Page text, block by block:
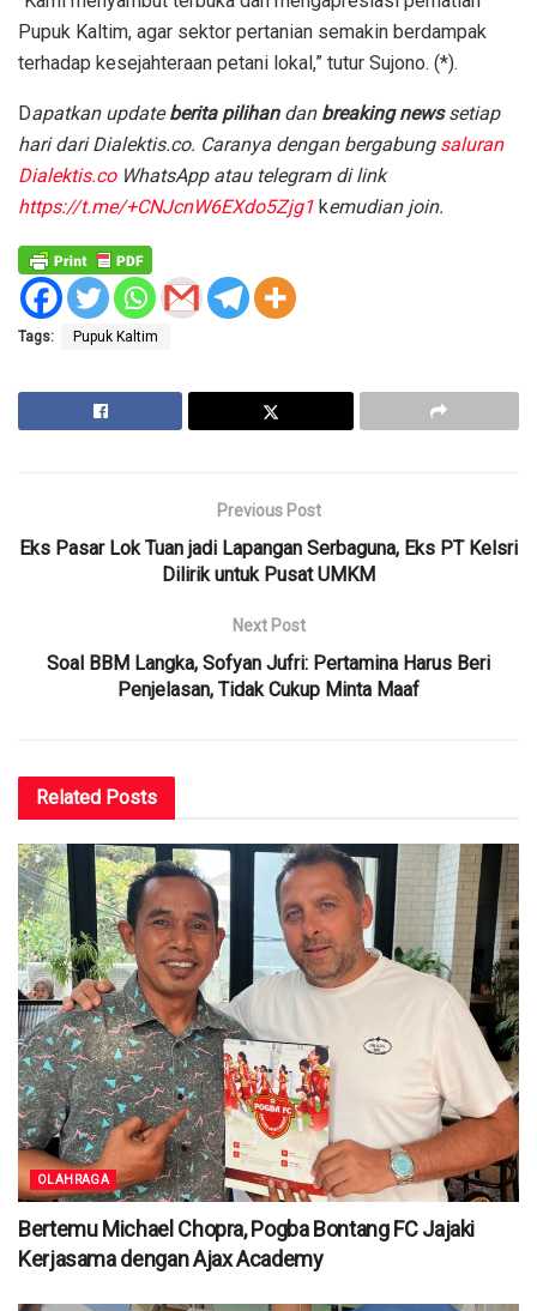
Pupuk Kaltim, agar sektor pertanian semakin berdampak
terhadap kesejahteraan petani lokal,” tutur Sujono. (*).
Dapatkan updateberita pilihan dan breaking newssetiap
hari dari Dialektis.co. Caranya dengan bergabung saluran
Dialektis.co WhatsApp atau telegram di link
https://t.me/+CNJcnW6EXdo5Zjg1 kemudian join.
Tags: Pupuk Kaltim
Previous Post
Eks Pasar Lok Tuan jadi Lapangan Serbaguna, Eks PT Kelsri
Dilirik untuk Pusat UMKM
Next Post
Soal BBM Langka, Sofyan Jufri: Pertamina Harus Beri
Penjelasan, Tidak Cukup Minta Maaf
Related Posts
OLAHRAGA
Bertemu Michael Chopra, Pogba Bontang FC Jajaki
Kerjasama dengan Ajax Academy